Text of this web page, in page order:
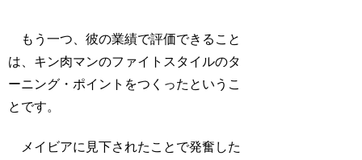
もう一つ、彼の業績で評価できること
は、キン肉マンのファイトスタイルのタ
ーニング・ポイントをつくったというこ
とです。
メイビアに見下されたことで発奮した